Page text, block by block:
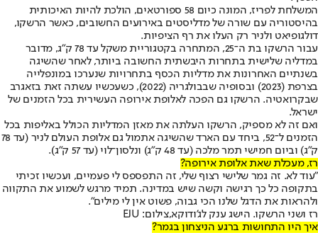
המשלחת לפריז, המונה כיום 58 ספורטאים, הולכת להיות האיכותית
בהיסטוריה עם שורה של מדליסטים באירועים החשובים, כאשר הרשקו,
דולגופיאט ולניר רק העלו את רף הציפיות.
עבור הרשקו בת ה־25, המתחרה בקטגוריית משקל עד 78 ק"ג, מדובר
במדליה שלישית בתחרות היבשתית החשובה ביותר, לאחר שהשיגה
בשנתיים האחרונות את מדליות הכסף בתחרויות שנערכו במונפלייה
בצרפת (2023) ובסופיה שבבולגריה (2022), כשעכשיו עשתה זאת בזאגרב
שבקרואטיה. הרשקו גם הפכה לאלופת אירופה העשירית בכל הזמנים של
ישראל.
ואם זה לא מספיק, הרשקו העלתה את מאזן המדליות הכולל באליפות בכל
הזמנים ל־52, ביחד עם הארד שהשיגה אתמול גם אלופת העולם לניר (עד 78
ק"ג) וביום חמישי תמר מלכה (עד 48 ק"ג) ונלסון־לוי (עד 57 ק"ג).
רז, מעכלת שאת אלופת אירופה?
"עוד לא. זה גמר שלישי רצוף שלי, זה התפספס לי פעמיים, ועכשיו זכיתי
בתקופה כל כך רגישה וקשה שיש במדינה. תמיד מרגש לשמוע את התקווה
ולהראות את הדגל שלנו הכי גבוה, פשוט אין לי מילים".
רז ושני הרשקו. הישג ענק לג'ודוקא,צילום: EJU‏
איך היו התחושות ברגע הניצחון בגמר?